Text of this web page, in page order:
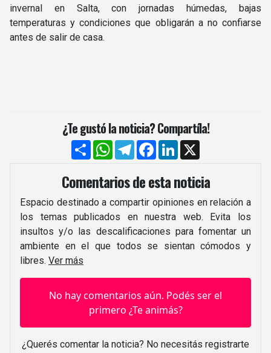
invernal en Salta, con jornadas húmedas, bajas
temperaturas y condiciones que obligarán a no confiarse
antes de salir de casa.
¿Te gustó la noticia? Compartíla!
CompartirWhatsApp
TelegramFacebook
LinkedIn
Comentarios de esta noticia
Espacio destinado a compartir opiniones en relación a
los temas publicados en nuestra web. Evita los
insultos y/o las descalificaciones para fomentar un
ambiente en el que todos se sientan cómodos y
libres. Ver más
No hay comentarios aún. Podés ser el
primero ¿Te animás?
¿Querés comentar la noticia? No necesitás registrarte